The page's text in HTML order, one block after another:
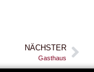
NÄCHSTER
Gasthaus